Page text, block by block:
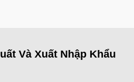
Và Xuất Nhập Khẩu